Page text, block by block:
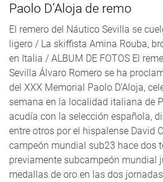
Paolo D’Aloja de remo
El remero del Náutico Sevilla se
ligero / La skiffista Amina Rouba,
en Italia / ALBUM DE FOTOS El
Sevilla Álvaro Romero se ha
del XXX Memorial Paolo D’Aloja,
semana en la localidad italiana de
acudía con la selección española,
entre otros por el hispalense David
campeón mundial sub23 hace dos
previamente subcampeón mundial
medallas de oro en las dos